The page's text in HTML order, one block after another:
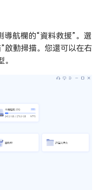
導航欄的“資料救援”。選
啟動掃描。您還可以在右